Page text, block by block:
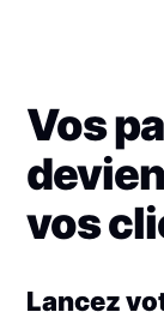
Vos
vos
Lancez